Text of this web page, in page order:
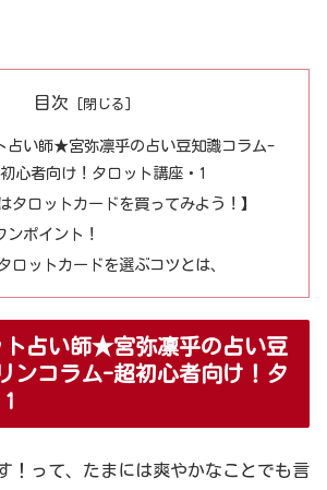
目次
占い師★宮弥凛乎の占い豆知識コラム-
心者向け！タロット講座・1
タロットカードを買ってみよう！】
ンポイント！
ロットカードを選ぶコツとは、
ト占い師★宮弥凛乎の占い豆
ンコラム-超初心者向け！タ
！って、たまには爽やかなことでも言